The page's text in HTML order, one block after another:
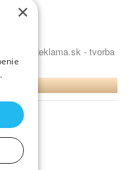
•
NajReklama.sk - tvorba
×